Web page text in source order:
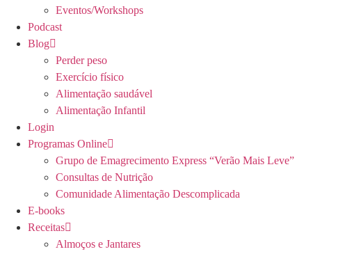
Eventos/Workshops
Podcast
Blog
Perder peso
Exercício físico
Alimentação saudável
Alimentação Infantil
Login
Programas Online
Grupo de Emagrecimento Express “Verão Mais Leve”
Consultas de Nutrição
Comunidade Alimentação Descomplicada
E-books
Receitas
Almoços e Jantares